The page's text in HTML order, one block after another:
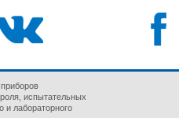
испытательных
и лабораторного